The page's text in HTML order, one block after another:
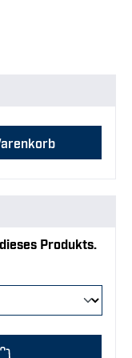
Produkts.